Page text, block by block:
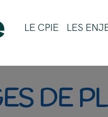
LE CPIE LES
DE